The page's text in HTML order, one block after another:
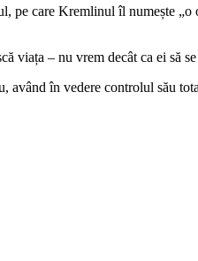
care Kremlinul îl numește
viața – nu vrem decât ca ei să
având în vedere controlul său